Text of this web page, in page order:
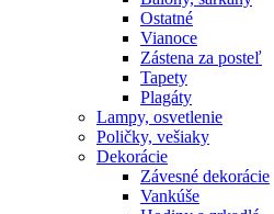
Ostatné
Vianoce
Zástena za posteľ
Tapety
Plagáty
Lampy, osvetlenie
Poličky, vešiaky
Dekorácie
Závesné dekorácie
Vankúše